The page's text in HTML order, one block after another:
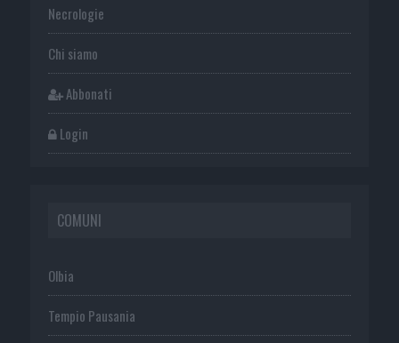
Necrologie
Chi siamo
Abbonati
Login
COMUNI
Olbia
Tempio Pausania